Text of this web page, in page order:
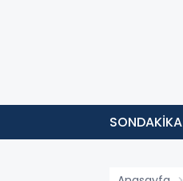
SONDAKİKA